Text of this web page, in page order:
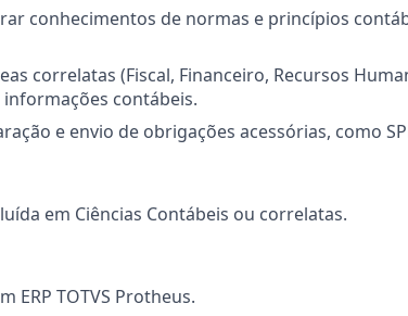
conhecimentos de normas e princípios
correlatas (Fiscal, Financeiro, Recursos
contábeis.
e envio de obrigações acessórias, como
em Ciências Contábeis ou correlatas.
ERP TOTVS Protheus.